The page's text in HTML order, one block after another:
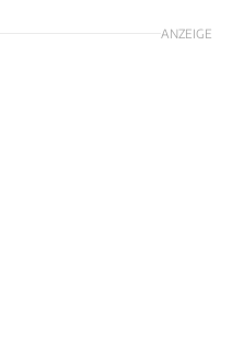
ANZEIGE